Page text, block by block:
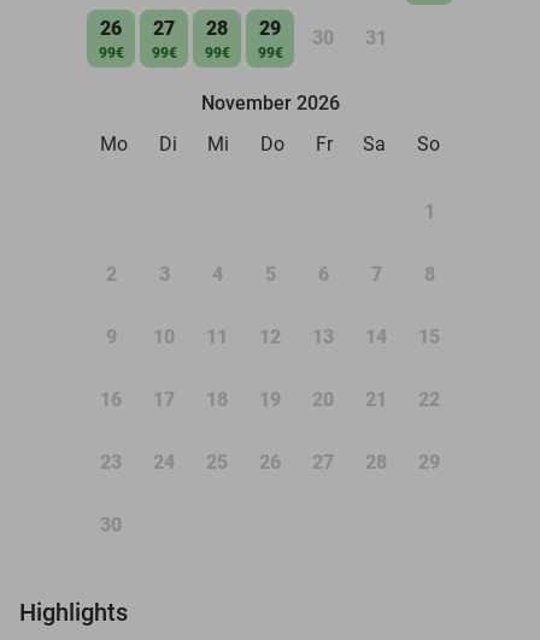
26
99€
27
99€
28
99€
29
99€
30 31
November 2026
Mo
Di Mi Do Fr Sa So
1
2 3 4 5 6 7 8
9 10 11 12 13 14 15
16 17 18 19 20 21 22
23 24 25 26 27 28 29
30
Highlights